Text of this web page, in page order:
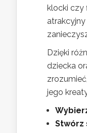
klocki czy
Dzięki
dziecka
jego
Stwórz